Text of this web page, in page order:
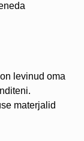
levinud oma
materjalid